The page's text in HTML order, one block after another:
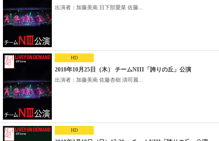
出演者：加藤美南 日下部愛菜 佐藤...
HD
2018年10月25日（木） チームNIII「誇りの丘」公演
出演者：加藤美南 佐藤杏樹 清司麗...
HD